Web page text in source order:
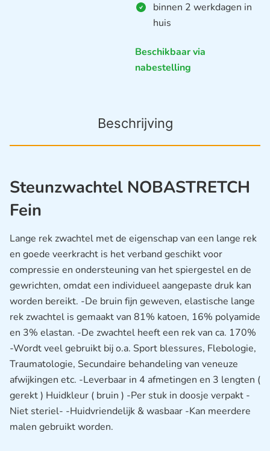
binnen 2 werkdagen in
huis
Beschikbaar via
nabestelling
Beschrijving
Steunzwachtel NOBASTRETCH
Fein
Lange rek zwachtel met de eigenschap van een lange rek
en goede veerkracht is het verband geschikt voor
compressie en ondersteuning van het spiergestel en de
gewrichten, omdat een individueel aangepaste druk kan
worden bereikt. -De bruin fijn geweven, elastische lange
rek zwachtel is gemaakt van 81% katoen, 16% polyamide
en 3% elastan. -De zwachtel heeft een rek van ca. 170%
-Wordt veel gebruikt bij o.a. Sport blessures, Flebologie,
Traumatologie, Secundaire behandeling van veneuze
afwijkingen etc. -Leverbaar in 4 afmetingen en 3 lengten (
gerekt ) Huidkleur ( bruin ) -Per stuk in doosje verpakt -
Niet steriel- -Huidvriendelijk & wasbaar -Kan meerdere
malen gebruikt worden.